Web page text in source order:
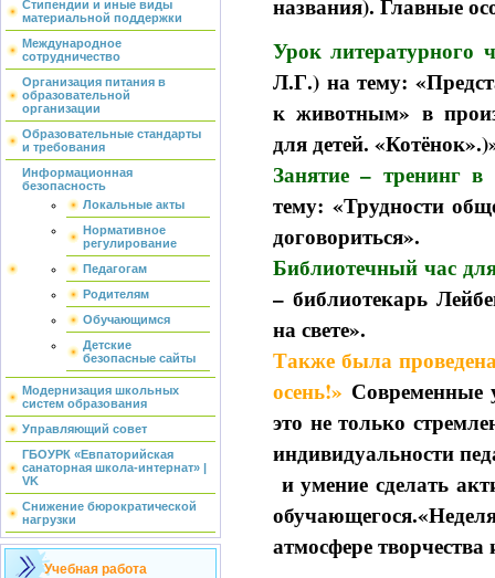
Стипендии и иные виды
материальной поддержки
Международное
сотрудничество
Организация питания в
образовательной
организации
Образовательные стандарты
и требования
Информационная
безопасность
Локальные акты
Нормативное
регулирование
Педагогам
Родителям
Обучающимся
Детские
безопасные сайты
Модернизация школьных
систем образования
Управляющий совет
ГБОУРК «Евпаторийская
санаторная школа-интернат» |
VK
Снижение бюрократической
нагрузки
Учебная работа
названия). Главные
Урок литературного
Л.Г.) на тему:
к животным» в
для детей.
Занятие – тренинг
тему: «Трудности
договориться».
Библиотечный час
– библиотекарь
на свете».
Также была
осень!» Современные
это не только
индивидуальности
и умение сделать
атмосфере творчества